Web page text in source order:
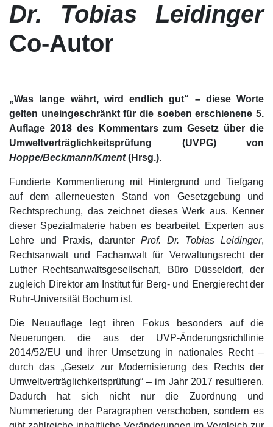
Dr. Tobias Leidinger
Co-Autor
„Was lange währt, wird endlich gut“ – diese Worte
gelten uneingeschränkt für die soeben erschienene 5.
Auflage 2018 des Kommentars zum Gesetz über die
Umweltverträglichkeitsprüfung (UVPG) von
Hoppe/Beckmann/Kment(Hrsg.).
Fundierte Kommentierung mit Hintergrund und Tiefgang
auf dem allerneuesten Stand von Gesetzgebung und
Rechtsprechung, das zeichnet dieses Werk aus. Kenner
dieser Spezialmaterie haben es bearbeitet, Experten aus
Lehre und Praxis, darunter Prof. Dr. Tobias Leidinger,
Rechtsanwalt und Fachanwalt für Verwaltungsrecht der
Luther Rechtsanwaltsgesellschaft, Büro Düsseldorf, der
zugleich Direktor am Institut für Berg- und Energierecht der
Ruhr-Universität Bochum ist.
Die Neuauflage legt ihren Fokus besonders auf die
Neuerungen, die aus der UVP-Änderungsrichtlinie
2014/52/EU und ihrer Umsetzung in nationales Recht –
durch das „Gesetz zur Modernisierung des Rechts der
Umweltverträglichkeitsprüfung“ – im Jahr 2017 resultieren.
Dadurch hat sich nicht nur die Zuordnung und
Nummerierung der Paragraphen verschoben, sondern es